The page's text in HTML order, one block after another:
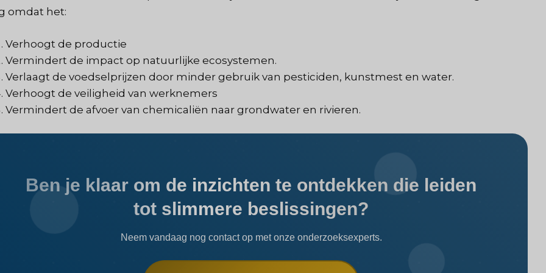
omdat het:
Verhoogt de productie
Vermindert de impact op natuurlijke ecosystemen.
Verlaagt de voedselprijzen door minder gebruik van pesticiden, kunstmest en water.
Verhoogt de veiligheid van werknemers
Vermindert de afvoer van chemicaliën naar grondwater en rivieren.
Ben je klaar om de inzichten te ontdekken die leiden
tot slimmere beslissingen?
Neem vandaag nog contact op met onze onderzoeksexperts.